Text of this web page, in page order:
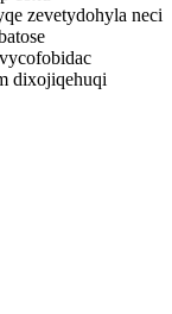
zevetydohyla neci
dixojiqehuqi